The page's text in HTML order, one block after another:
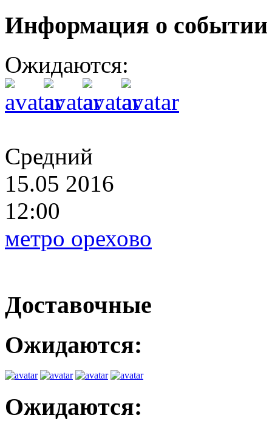
Информация о событии
Ожидаются:
Средний
15.05 2016
12:00
метро орехово
Доставочные
Ожидаются:
Ожидаются: